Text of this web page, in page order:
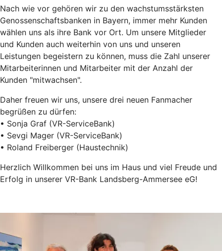
Nach wie vor gehören wir zu den wachstumsstärksten
Genossenschaftsbanken in Bayern, immer mehr Kunden
wählen uns als ihre Bank vor Ort. Um unsere Mitglieder
und Kunden auch weiterhin von uns und unseren
Leistungen begeistern zu können, muss die Zahl unserer
Mitarbeiterinnen und Mitarbeiter mit der Anzahl der
Kunden "mitwachsen".
Daher freuen wir uns, unsere drei neuen Fanmacher
begrüßen zu dürfen:
• Sonja Graf (VR-ServiceBank)
• Sevgi Mager (VR-ServiceBank)
• Roland Freiberger (Haustechnik)
Herzlich Willkommen bei uns im Haus und viel Freude und
Erfolg in unserer VR-Bank Landsberg-Ammersee eG!